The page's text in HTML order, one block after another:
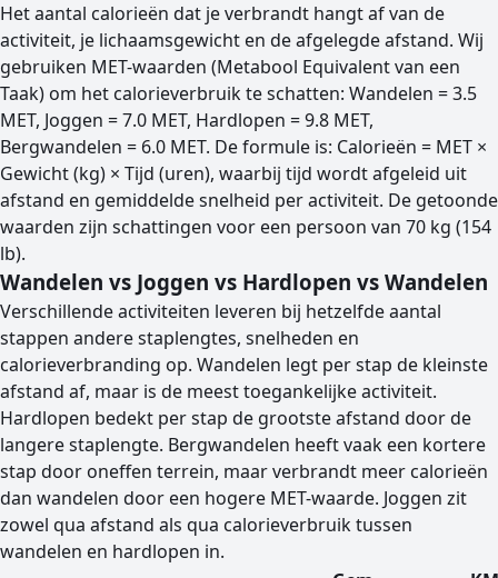
Het aantal calorieën dat je verbrandt hangt af van de
activiteit, je lichaamsgewicht en de afgelegde afstand. Wij
gebruiken MET-waarden (Metabool Equivalent van een
Taak) om het calorieverbruik te schatten: Wandelen = 3.5
MET, Joggen = 7.0 MET, Hardlopen = 9.8 MET,
Bergwandelen = 6.0 MET. De formule is: Calorieën = MET ×
Gewicht (kg) × Tijd (uren), waarbij tijd wordt afgeleid uit
afstand en gemiddelde snelheid per activiteit. De getoonde
waarden zijn schattingen voor een persoon van 70 kg (154
lb).
Wandelen vs Joggen vs Hardlopen vs Wandelen
Verschillende activiteiten leveren bij hetzelfde aantal
stappen andere staplengtes, snelheden en
calorieverbranding op. Wandelen legt per stap de kleinste
afstand af, maar is de meest toegankelijke activiteit.
Hardlopen bedekt per stap de grootste afstand door de
langere staplengte. Bergwandelen heeft vaak een kortere
stap door oneffen terrein, maar verbrandt meer calorieën
dan wandelen door een hogere MET-waarde. Joggen zit
zowel qua afstand als qua calorieverbruik tussen
wandelen en hardlopen in.